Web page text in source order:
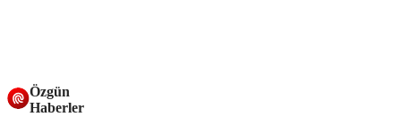
Özgün
Haberler